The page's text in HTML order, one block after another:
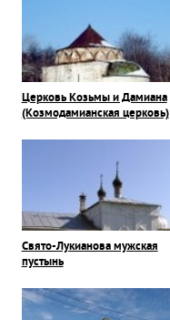
Церковь Козьмы и Дамиана
(Козмодамианская церковь)
Свято-Лукианова мужская
пустынь